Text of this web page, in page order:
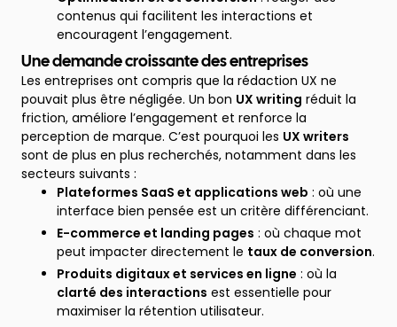
contenus qui facilitent les interactions et
encouragent l’engagement.
Une demande croissante des entreprises
Les entreprises ont compris que la rédaction UX ne
pouvait plus être négligée. Un bon UX writing réduit la
friction, améliore l’engagement et renforce la
perception de marque. C’est pourquoi les UX writers
sont de plus en plus recherchés, notamment dans les
secteurs suivants :
Plateformes SaaS et applications web : où une
interface bien pensée est un critère différenciant.
E-commerce et landing pages : où chaque mot
peut impacter directement le taux de conversion.
Produits digitaux et services en ligne : où la
clarté des interactions est essentielle pour
maximiser la rétention utilisateur.